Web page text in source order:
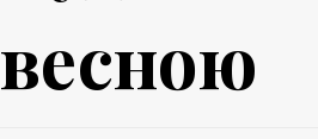
весною